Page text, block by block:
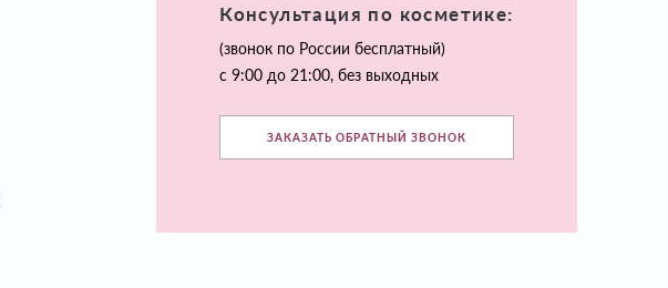
Консультация по косметике:
(звонок по России бесплатный)
с 9:00 до 21:00, без выходных
ЗАКАЗАТЬ ОБРАТНЫЙ ЗВОНОК